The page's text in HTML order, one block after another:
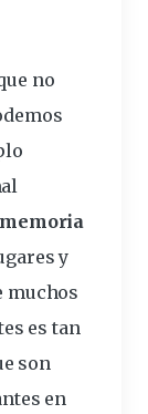
no
memoria
y
muchos
es tan
son
en